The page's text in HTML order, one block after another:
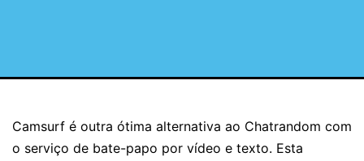
Camsurf é outra ótima alternativa ao Chatrandom com
o serviço de bate-papo por vídeo e texto. Esta